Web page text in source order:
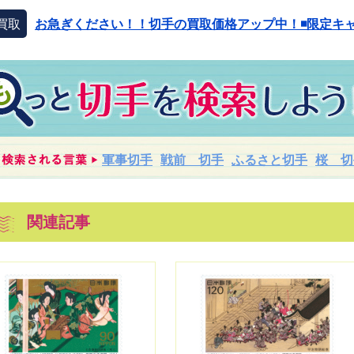
取 お急ぎください！！切手の買取価格アップ中！◾️限定キ
軍事切手 戦前 切手 ふるさと切手 桜 切
関連記事